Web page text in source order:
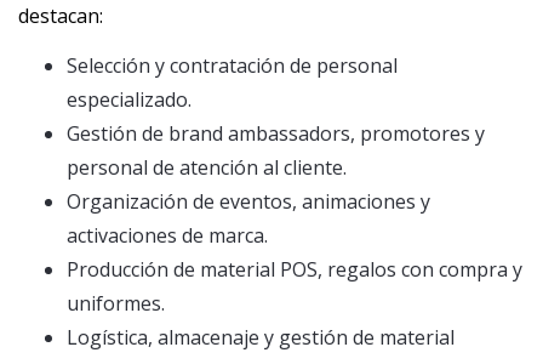
destacan:
Selección y contratación de personal
especializado.
Gestión de brand ambassadors, promotores y
personal de atención al cliente.
Organización de eventos, animaciones y
activaciones de marca.
Producción de material POS, regalos con compra y
uniformes.
Logística, almacenaje y gestión de material